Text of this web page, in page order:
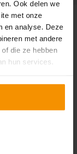
Ook delen we
met onze
en analyse. Deze
met andere
die ze hebben
hun services.